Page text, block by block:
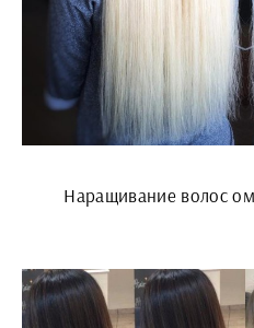
Наращивание волос